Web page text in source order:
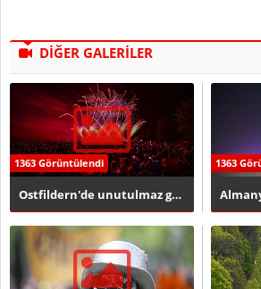
DİĞER GALERİLER
1363 Görüntülendi
Ostfildern'de unutulmaz gece
1363